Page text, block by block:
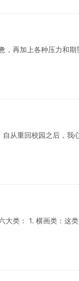
，再加上各种压力和
从重回校园之后，我
类： 1. 横画类：这类